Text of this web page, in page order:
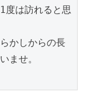
度は訪れると思
かしからの長
ませ。